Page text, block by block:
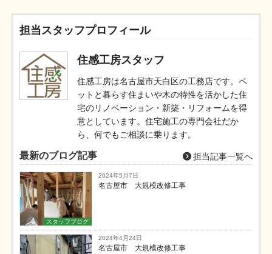
担当スタッフプロフィール
住感工房スタッフ
住感工房は名古屋市天白区の工務店です。ペ
ットと暮らす住まいや木の特性を活かした住
宅のリノベーション・新築・リフォームを得
意としています。住宅施工の専門会社だか
ら、何でもご相談に乗ります。
最新のブログ記事 担当記事一覧へ
スタッフブログ
2024年5月7日
名古屋市 大規模改修工事
2024年4月24日
名古屋市 大規模改修工事